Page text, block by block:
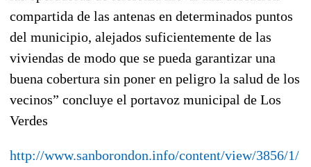
compartida de las antenas en determinados puntos
del municipio, alejados suficientemente de las
viviendas de modo que se pueda garantizar una
buena cobertura sin poner en peligro la salud de los
vecinos” concluye el portavoz municipal de Los
Verdes
http://www.sanborondon.info/content/view/3856/1/